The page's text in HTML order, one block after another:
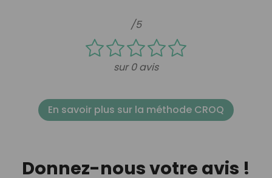
/5
sur 0 avis
En savoir plus sur la méthode CROQ
Donnez-nous votre avis !